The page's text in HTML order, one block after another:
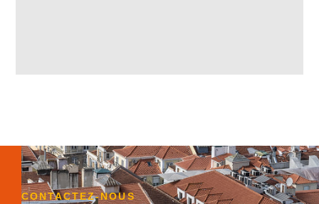
CONTACTEZ-NOUS